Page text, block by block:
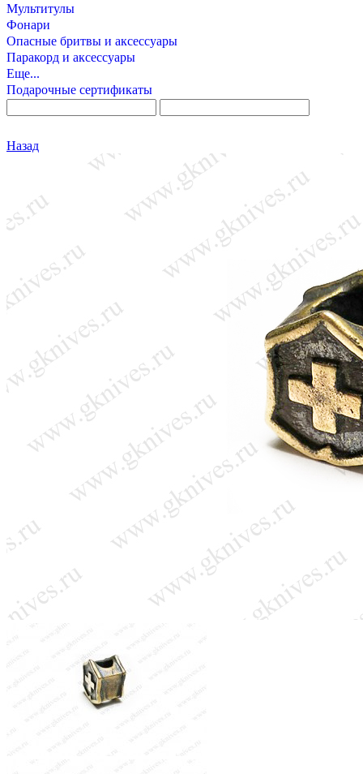
Мультитулы
Фонари
Опасные бритвы и аксессуары
Паракорд и аксессуары
Еще...
Подарочные сертификаты
Назад